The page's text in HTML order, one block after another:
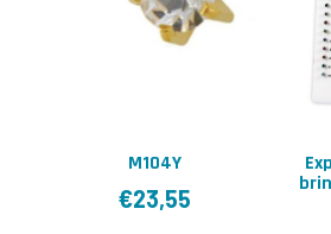
M104Y
€23,55